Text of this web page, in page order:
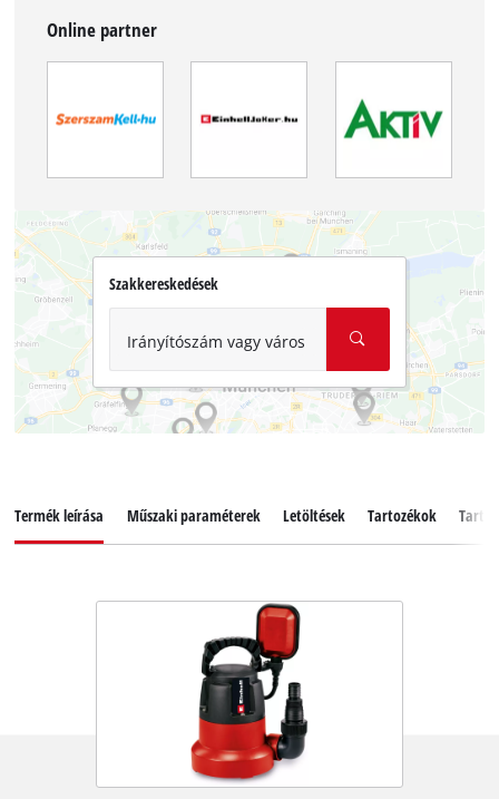
Online partner
Szakkereskedések
Irányítószám vagy város
Termék leírása Műszaki paraméterek Letöltések Tartozékok